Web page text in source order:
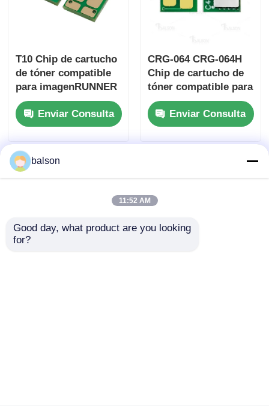
T10 Chip de cartucho
de tóner compatible
para imagenRUNNER
C1533iF C1538iF
C1533P C1538P
Enviar Consulta
CRG-064 CRG-064H
Chip de cartucho de
tóner compatible para
i-SENSYS MF832Cdw
LBP722Cdw
LBP722Cx
Enviar Consulta
balson
11:52 AM
Good day, what product are you looking
for?